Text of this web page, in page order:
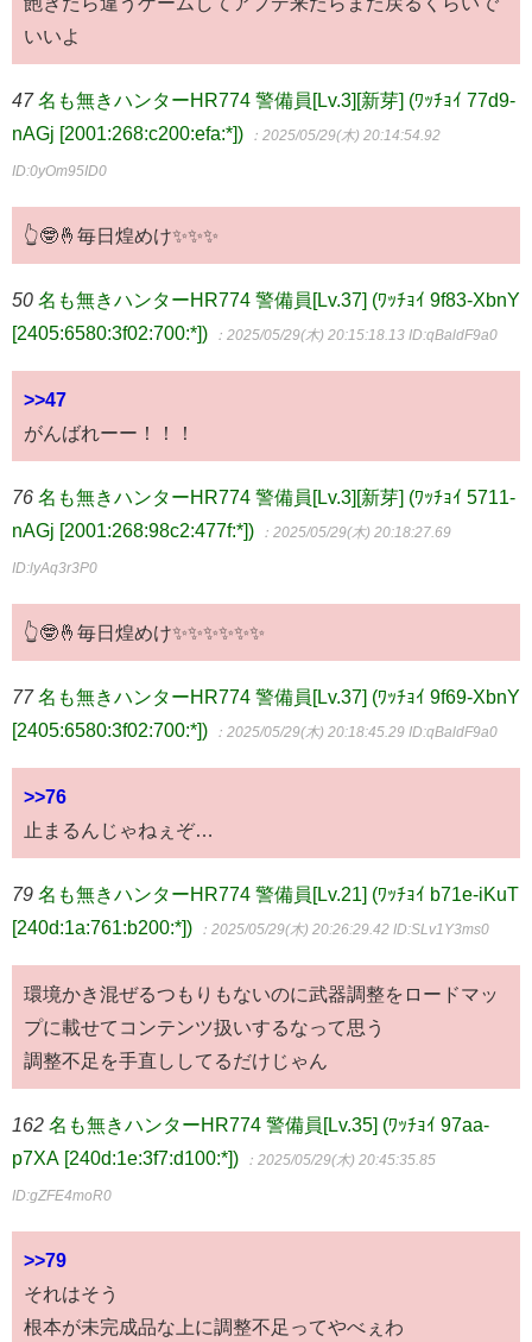
いいよ
47 名も無きハンターHR774 警備員[Lv.3][新芽] (ﾜｯﾁｮｲ 77d9-
nAGj [2001:268:c200:efa:*])
：2025/05/29(木) 20:14:54.92
ID:0yOm95ID0
👆🤓🤞毎日煌めけ✨✨✨
50 名も無きハンターHR774 警備員[Lv.37] (ﾜｯﾁｮｲ 9f83-XbnY
[2405:6580:3f02:700:*])
：2025/05/29(木) 20:15:18.13 ID:qBaldF9a0
>>47
がんばれーー！！！
76 名も無きハンターHR774 警備員[Lv.3][新芽] (ﾜｯﾁｮｲ 5711-
nAGj [2001:268:98c2:477f:*])
：2025/05/29(木) 20:18:27.69
ID:lyAq3r3P0
👆🤓🤞毎日煌めけ✨✨✨✨✨✨
77 名も無きハンターHR774 警備員[Lv.37] (ﾜｯﾁｮｲ 9f69-XbnY
[2405:6580:3f02:700:*])
：2025/05/29(木) 20:18:45.29 ID:qBaldF9a0
>>76
止まるんじゃねぇぞ…
79 名も無きハンターHR774 警備員[Lv.21] (ﾜｯﾁｮｲ b71e-iKuT
[240d:1a:761:b200:*])
：2025/05/29(木) 20:26:29.42 ID:SLv1Y3ms0
環境かき混ぜるつもりもないのに武器調整をロードマッ
プに載せてコンテンツ扱いするなって思う
調整不足を手直ししてるだけじゃん
162 名も無きハンターHR774 警備員[Lv.35] (ﾜｯﾁｮｲ 97aa-
p7XA [240d:1e:3f7:d100:*])
：2025/05/29(木) 20:45:35.85
ID:gZFE4moR0
>>79
それはそう
根本が未完成品な上に調整不足ってやべぇわ